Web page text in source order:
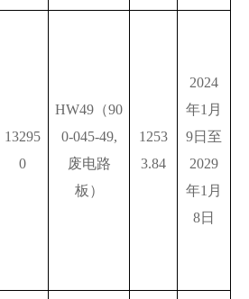
13295
0
HW49（90
0-045-49,
废电路
板）
1253
3.84
2024
年1月
9日至
2029
年1月
8日